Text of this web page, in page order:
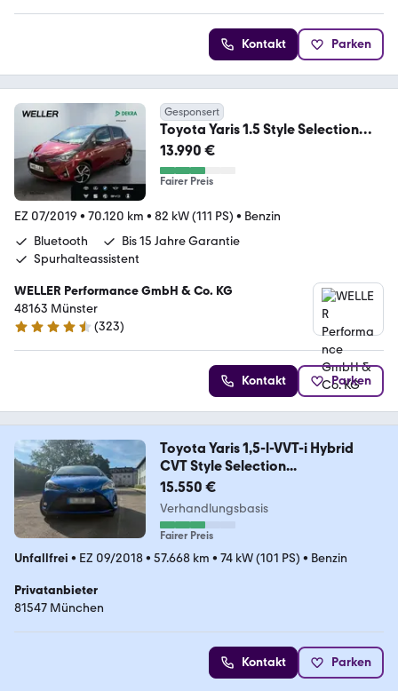
Kontakt Parken
Gesponsert
Toyota Yaris 1.5 Style Selection
*Kamera*SmartKey*DAB*
13.990 €
Fairer Preis
EZ 07/2019 • 70.120 km • 82 kW (111 PS) • Benzin
Bluetooth
Bis 15 Jahre Garantie
Spurhalteassistent
WELLER Performance GmbH & Co. KG
48163 Münster
4.3 Sterne
(323)
Kontakt Parken
Toyota Yaris 1,5-l-VVT-i Hybrid
CVT Style Selection...
15.550 €
Verhandlungsbasis
Fairer Preis
Unfallfrei • EZ 09/2018• 57.668 km • 74 kW (101 PS) • Benzin
Privatanbieter
81547 München
Kontakt Parken